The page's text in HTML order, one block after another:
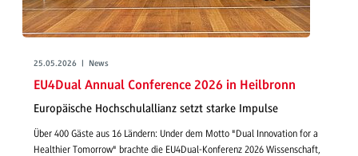
25.05.2026 | News
EU4Dual Annual Conference 2026 in Heilbronn
Europäische Hochschulallianz setzt starke Impulse
Über 400 Gäste aus 16 Ländern: Under dem Motto "Dual Innovation for a
Healthier Tomorrow" brachte die EU4Dual-Konferenz 2026 Wissenschaft,